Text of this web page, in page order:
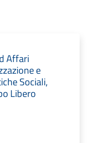
Affari
e
Sociali,
Libero